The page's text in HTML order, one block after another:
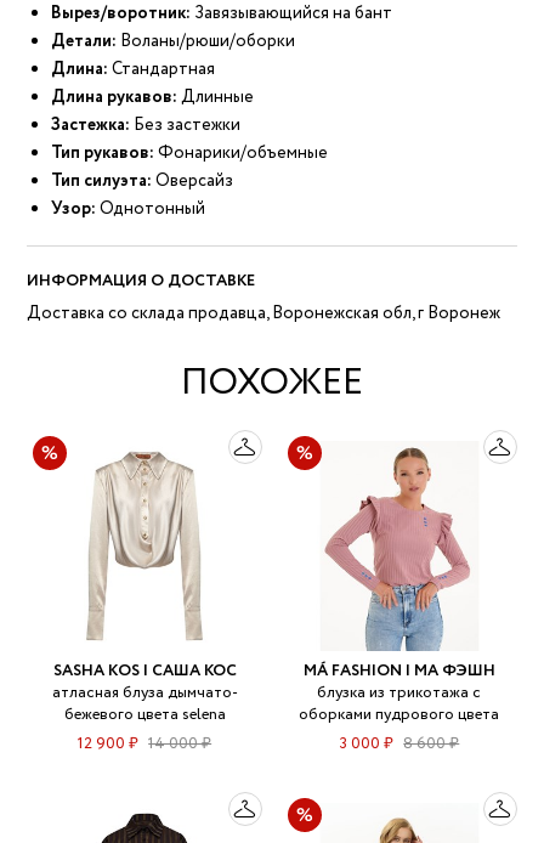
Вырез/воротник: Завязывающийся на бант
Детали: Воланы/рюши/оборки
Длина: Стандартная
Длина рукавов: Длинные
Застежка: Без застежки
Тип рукавов: Фонарики/объемные
Тип силуэта: Оверсайз
Узор: Однотонный
ИНФОРМАЦИЯ О ДОСТАВКЕ
Доставка со склада продавца, Воронежская обл, г Воронеж
ПОХОЖЕЕ
SASHA KOS | САША КОС
атласная блуза дымчато-
бежевого цвета selena
12 900 ₽ 14 000 ₽
MÁ FASHION | МА ФЭШН
блузка из трикотажа с
оборками пудрового цвета
3 000 ₽ 8 600 ₽